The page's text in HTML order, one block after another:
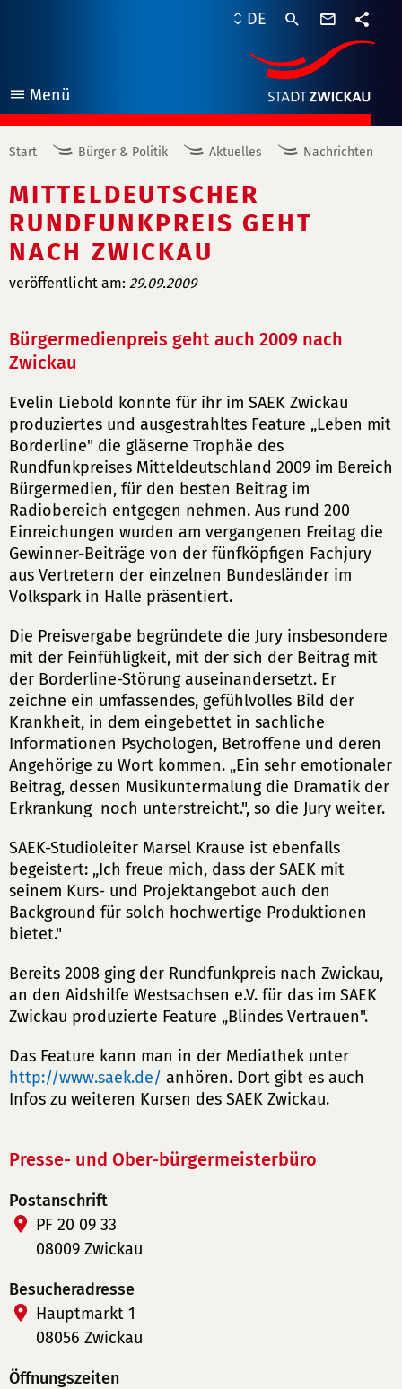
Menü
öffnen
DE
Start Bürger & Politik Aktuelles Nachrichten
MITTELDEUTSCHER
RUNDFUNKPREIS GEHT
NACH ZWICKAU
veröffentlicht am: 29.09.2009
Bürgermedienpreis geht auch 2009 nach
Zwickau
Evelin Liebold konnte für ihr im SAEK Zwickau
produziertes und ausgestrahltes Feature „Leben mit
Borderline" die gläserne Trophäe des
Rundfunkpreises Mitteldeutschland 2009 im Bereich
Bürgermedien, für den besten Beitrag im
Radiobereich entgegen nehmen. Aus rund 200
Einreichungen wurden am vergangenen Freitag die
Gewinner-Beiträge von der fünfköpfigen Fachjury
aus Vertretern der einzelnen Bundesländer im
Volkspark in Halle präsentiert.
Die Preisvergabe begründete die Jury insbesondere
mit der Feinfühligkeit, mit der sich der Beitrag mit
der Borderline-Störung auseinandersetzt. Er
zeichne ein umfassendes, gefühlvolles Bild der
Krankheit, in dem eingebettet in sachliche
Informationen Psychologen, Betroffene und deren
Angehörige zu Wort kommen. „Ein sehr emotionaler
Beitrag, dessen Musikuntermalung die Dramatik der
Erkrankung noch unterstreicht.", so die Jury weiter.
SAEK-Studioleiter Marsel Krause ist ebenfalls
begeistert: „Ich freue mich, dass der SAEK mit
seinem Kurs- und Projektangebot auch den
Background für solch hochwertige Produktionen
bietet."
Bereits 2008 ging der Rundfunkpreis nach Zwickau,
an den Aidshilfe Westsachsen e.V. für das im SAEK
Zwickau produzierte Feature „Blindes Vertrauen".
Das Feature kann man in der Mediathek unter
http://www.saek.de/ anhören. Dort gibt es auch
Infos zu weiteren Kursen des SAEK Zwickau.
Presse- und Ober-bürgermeisterbüro
Postanschrift
PF 20 09 33
08009 Zwickau
Besucheradresse
Hauptmarkt 1
08056 Zwickau
Öffnungszeiten